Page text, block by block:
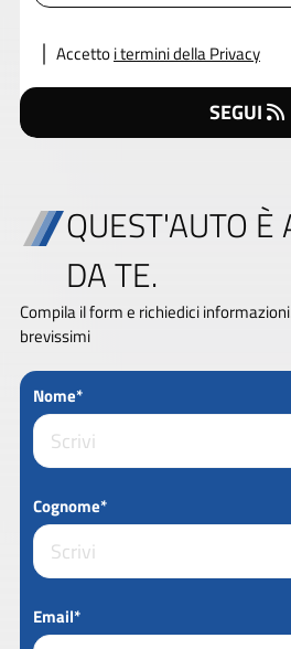
Accettoi termini della Privacy
SEGUI
QUEST'AUTO È
DA TE.
Compila il form e richiedici
brevissimi
Nome*
Cognome*
Email*